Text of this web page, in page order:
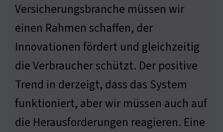
Versicherungsbranche müssen wir
einen Rahmen schaffen, der
Innovationen fördert und gleichzeitig
die Verbraucher schützt. Der positive
Trend in derzeigt, dass das System
funktioniert, aber wir müssen auch auf
die Herausforderungen reagieren. Eine